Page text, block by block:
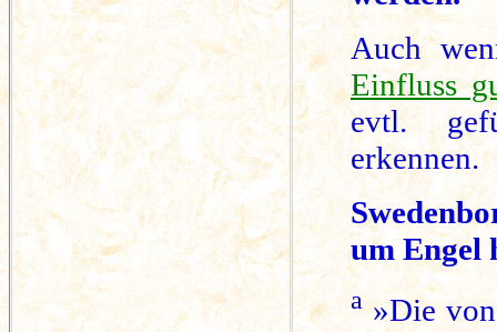
Auch
Einfluss
evtl.
erkennen.
um Engel
a »Die